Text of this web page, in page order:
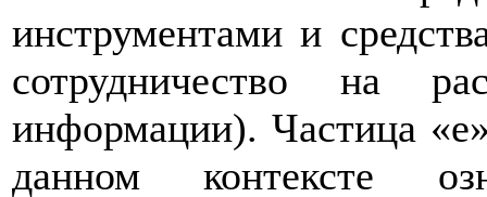
инструментами и
сотрудничество на
информации). Частица
данном контексте